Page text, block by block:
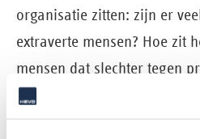
organisatie zitten: zijn er
extraverte mensen? Hoe zit
mensen dat slechter tegen
nog beter in de haarvaten
te analyseren wat deze